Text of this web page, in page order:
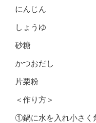
にんじ
しょう
砂糖
かつおだ
片栗粉
＜作り方＞
①鍋に水を入れ小さく